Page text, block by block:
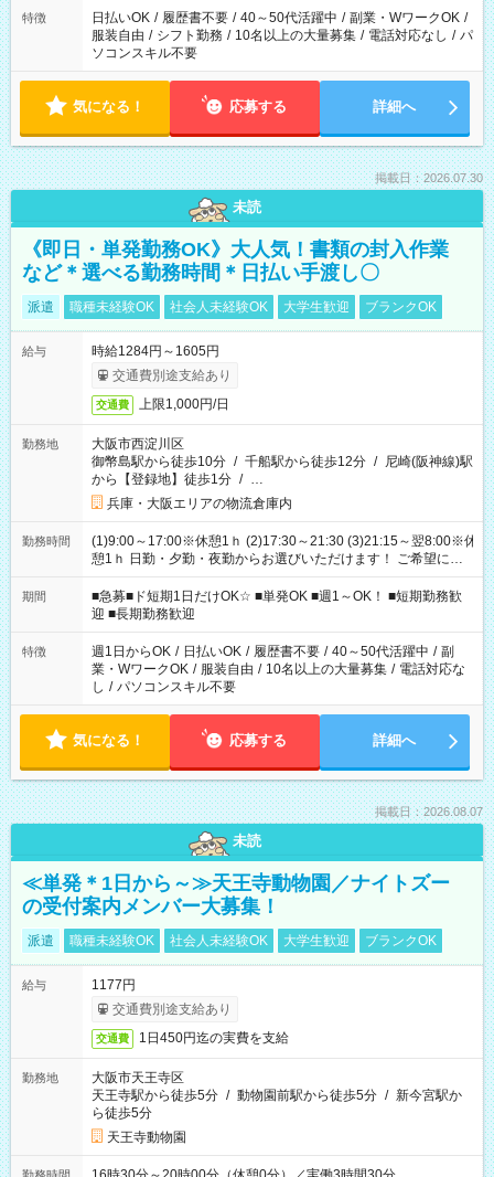
特徴 日払いOK / 履歴書不要 / 40～50代活躍中 / 副業・WワークOK /
服装自由 / シフト勤務 / 10名以上の大量募集 / 電話対応なし / パ
ソコンスキル不要
気になる！ 応募する 詳細へ
掲載日：2026.07.30
未読
《即日・単発勤務OK》大人気！書類の封入作業
など＊選べる勤務時間＊日払い手渡し〇
派遣 職種未経験OK 社会人未経験OK 大学生歓迎 ブランクOK
給与
時給1284円～1605円
交通費別途支給あり
交通費 上限1,000円/日
勤務地
大阪市西淀川区
御幣島駅から徒歩10分 / 千船駅から徒歩12分 / 尼崎(阪神線)駅
から【登録地】徒歩1分 / …
兵庫・大阪エリアの物流倉庫内
勤務時間
(1)9:00～17:00※休憩1ｈ (2)17:30～21:30 (3)21:15～翌8:00※休
憩1ｈ 日勤・夕勤・夜勤からお選びいただけます！ ご希望に合
わせて働けるお仕事です(*^^*) 【その他選べる勤務時間】 8-17
時/9-17時/9-18時/10-18時/11-21時/18-22時/20-翌4時/21-翌5
時/22-翌6時/0-翌8時 ご自身のご都合で選んで頂ける完全自由シ
フト！
期間
■急募■ド短期1日だけOK☆ ■単発OK ■週1～OK！ ■短期勤務歓
迎 ■長期勤務歓迎
特徴 週1日からOK / 日払いOK / 履歴書不要 / 40～50代活躍中 / 副
業・WワークOK / 服装自由 / 10名以上の大量募集 / 電話対応な
し / パソコンスキル不要
気になる！ 応募する 詳細へ
掲載日：2026.08.07
未読
≪単発＊1日から～≫天王寺動物園／ナイトズー
の受付案内メンバー大募集！
派遣 職種未経験OK 社会人未経験OK 大学生歓迎 ブランクOK
給与
1177円
交通費別途支給あり
交通費 1日450円迄の実費を支給
勤務地
大阪市天王寺区
天王寺駅から徒歩5分 / 動物園前駅から徒歩5分 / 新今宮駅か
ら徒歩5分
天王寺動物園